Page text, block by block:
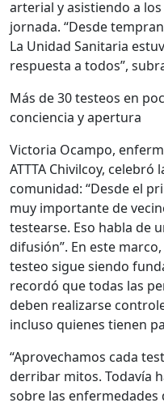
arterial y asistiendo a
jornada. “Desde
La Unidad Sanitaria
respuesta a todos”,
Más de 30 testeos en
conciencia y apertura
Victoria Ocampo,
ATTTA Chivilcoy,
comunidad: “Desde el
muy importante de
testearse. Eso habla de
difusión”. En este
testeo sigue siendo
recordó que todas las
deben realizarse
incluso quienes tienen
“Aprovechamos cada
derribar mitos. Todavía
sobre las enfermedades